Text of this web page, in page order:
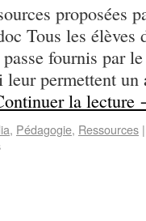
proposées
Tous les élèves
fournis par
permettent un
la lecture
, Pédagogie, Ressources |